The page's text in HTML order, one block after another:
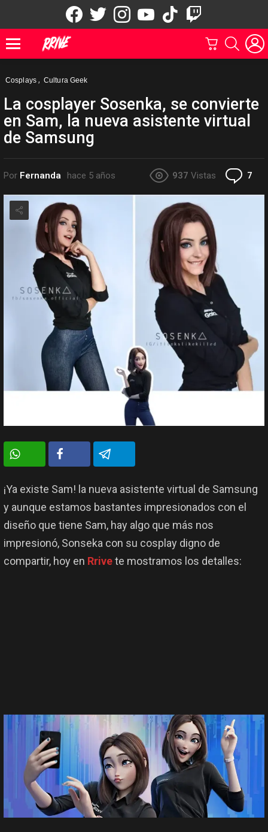
CARRITOBUSCAR
Cosplays , Cultura Geek
La cosplayer Sosenka, se convierte
en Sam, la nueva asistente virtual
de Samsung
Por Fernanda hace 5 años 937 Vistas 7
¡Ya existe Sam! la nueva asistente virtual de Samsung
y aunque estamos bastantes impresionados con el
diseño que tiene Sam, hay algo que más nos
impresionó, Sonseka con su cosplay digno de
compartir, hoy en Rrivete mostramos los detalles: